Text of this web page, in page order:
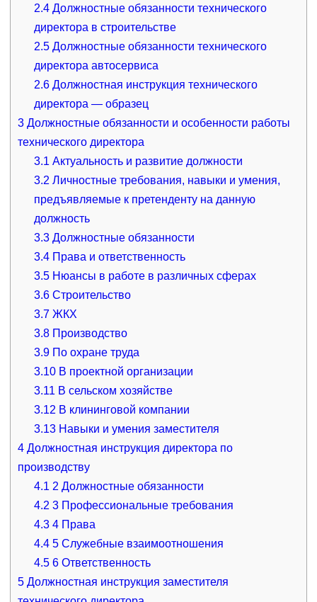
2.4 Должностные обязанности технического
директора в строительстве
2.5 Должностные обязанности технического
директора автосервиса
2.6 Должностная инструкция технического
директора — образец
3Должностные обязанности и особенности работы
технического директора
3.1 Актуальность и развитие должности
3.2 Личностные требования, навыки и умения,
предъявляемые к претенденту на данную
должность
3.3 Должностные обязанности
3.4 Права и ответственность
3.5 Нюансы в работе в различных сферах
3.6 Строительство
3.7 ЖКХ
3.8 Производство
3.9 По охране труда
3.10 В проектной организации
3.11 В сельском хозяйстве
3.12 В клининговой компании
3.13 Навыки и умения заместителя
4Должностная инструкция директора по
производству
4.1 2 Должностные обязанности
4.2 3 Профессиональные требования
4.3 4 Права
4.4 5 Служебные взаимоотношения
4.5 6 Ответственность
5Должностная инструкция заместителя